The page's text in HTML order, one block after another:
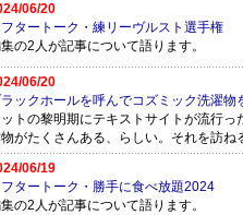
06/20
タートーク・練リーヴルスト選手権
の2人が記事について語ります。
06/20
ックホールを呼んでコズミック洗濯
トの黎明期にテキストサイトが流行
がたくさんある、らしい。それを訪ね
06/19
タートーク・勝手に食べ放題2024
の2人が記事について語ります。